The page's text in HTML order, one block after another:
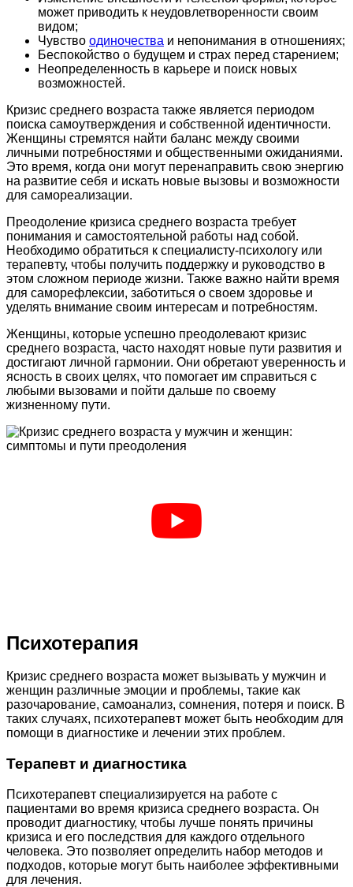
может приводить к неудовлетворенности своим
видом;
Чувство одиночества и непонимания в отношениях;
Беспокойство о будущем и страх перед старением;
Неопределенность в карьере и поиск новых
возможностей.
Кризис среднего возраста также является периодом
поиска самоутверждения и собственной идентичности.
Женщины стремятся найти баланс между своими
личными потребностями и общественными ожиданиями.
Это время, когда они могут перенаправить свою энергию
на развитие себя и искать новые вызовы и возможности
для самореализации.
Преодоление кризиса среднего возраста требует
понимания и самостоятельной работы над собой.
Необходимо обратиться к специалисту-психологу или
терапевту, чтобы получить поддержку и руководство в
этом сложном периоде жизни. Также важно найти время
для саморефлексии, заботиться о своем здоровье и
уделять внимание своим интересам и потребностям.
Женщины, которые успешно преодолевают кризис
среднего возраста, часто находят новые пути развития и
достигают личной гармонии. Они обретают уверенность и
ясность в своих целях, что помогает им справиться с
любыми вызовами и пойти дальше по своему
жизненному пути.
Психотерапия
Кризис среднего возраста может вызывать у мужчин и
женщин различные эмоции и проблемы, такие как
разочарование, самоанализ, сомнения, потеря и поиск. В
таких случаях, психотерапевт может быть необходим для
помощи в диагностике и лечении этих проблем.
Терапевт и диагностика
Психотерапевт специализируется на работе с
пациентами во время кризиса среднего возраста. Он
проводит диагностику, чтобы лучше понять причины
кризиса и его последствия для каждого отдельного
человека. Это позволяет определить набор методов и
подходов, которые могут быть наиболее эффективными
для лечения.